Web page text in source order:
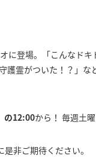
に登場。「こんなド
護霊がついた！？」な
の12:00から！ 毎週土
非ご期待ください。